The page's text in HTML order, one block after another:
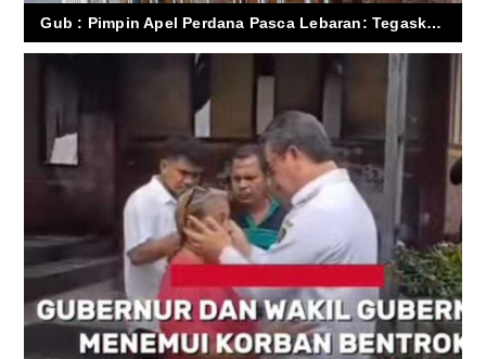
Gub : Pimpin Apel Perdana Pasca Lebaran: Tegaskan Disiplin, Integritas, dan Efisiensi Kerja ASN